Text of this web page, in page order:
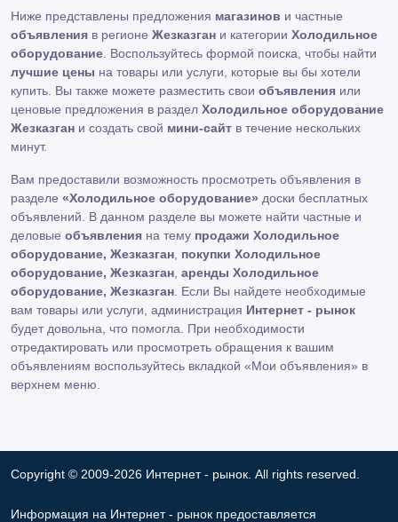
Ниже представлены предложения магазинов и частные
объявления в регионе Жезказган и категории Холодильное
оборудование . Воспользуйтесь формой поиска, чтобы найти
лучшие цены на товары или услуги, которые вы бы хотели
купить. Вы также можете разместить свои объявления или
ценовые предложения в раздел Холодильное оборудование
Жезказган и создать свой мини-сайт в течение нескольких
минут.
Вам предоставили возможность просмотреть объявления в
разделе «Холодильное оборудование» доски бесплатных
объявлений. В данном разделе вы можете найти частные и
деловые объявления на тему продажи Холодильное
оборудование, Жезказган покупки Холодильное
оборудование, Жезказган аренды Холодильное
оборудование, Жезказган . Если Вы найдете необходимые
вам товары или услуги, администрация Интернет - рынок
будет довольна, что помогла. При необходимости
отредактировать или просмотреть обращения к вашим
объявлениям воспользуйтесь вкладкой «Мои объявления» в
верхнем меню.
Copyright © 2009-2026 Интернет - рынок. All rights reserved.
Информация на Интернет - рынок предоставляется